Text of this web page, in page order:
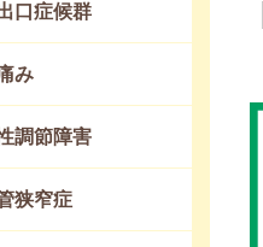
口症候群
み
調節障害
狭窄症